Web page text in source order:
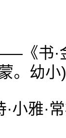
《书·
。幼
小雅·